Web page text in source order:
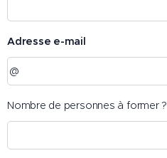
Adresse e-mail
Nombre de personnes à former ?